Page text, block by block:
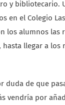
y bibliotecario.
en el Colegio
los alumnos las
llegar a los
duda de que
vendría por